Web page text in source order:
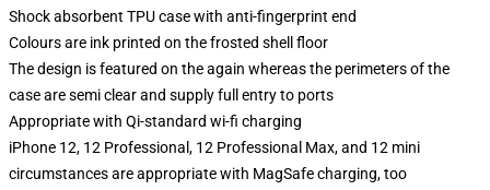
Shock absorbent TPU case with anti-fingerprint end
Colours are ink printed on the frosted shell floor
The design is featured on the again whereas the perimeters of the
case are semi clear and supply full entry to ports
Appropriate with Qi-standard wi-fi charging
iPhone 12, 12 Professional, 12 Professional Max, and 12 mini
circumstances are appropriate with MagSafe charging, too